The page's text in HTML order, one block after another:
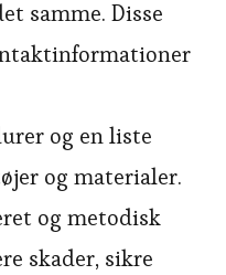
samme. Disse
og en liste
og materialer.
og metodisk
skader, sikre